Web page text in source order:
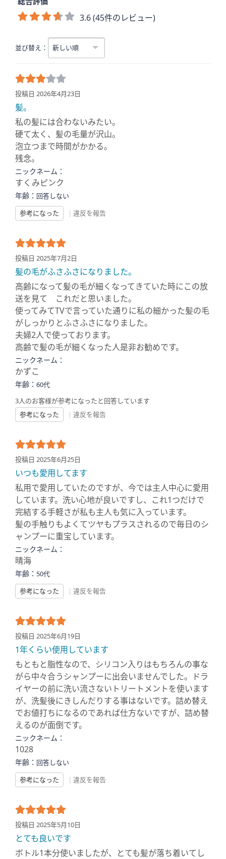
3.6 (45件のレビュー)
並び替え：
投稿日 2026年4月23日
髪。
私の髪には合わないみたい。
硬て太く、髪の毛量が沢山。
泡立つまで時間がかかる。
残念。
ニックネーム：
すくみピンク
年齢： 回答しない
参考になった
| 違反を報告
投稿日 2025年7月2日
髪の毛がふさふさになりました。
高齢になって髪の毛が細くなってきていた時にこの放
送を見て これだと思いました。
使ってみてTVで言っていた通りに私の細かった髪の毛
がしっかりとふさふさになりました。
夫婦2人で使っております。
高齢で髪の毛が細くなった人是非お勧めです。
ニックネーム：
かずこ
年齢： 60代
3人のお客様が参考になったと回答しています
参考になった
| 違反を報告
投稿日 2025年6月25日
いつも愛用してます
私用で愛用していたのですが、今では主人中心に愛用
しています。洗い心地が良いですし、これ1つだけで
完結する手軽さが私も主人も気に入っています。
髪の手触りもよくてツヤもプラスされるので毎日のシ
ャンプーに重宝しています。
ニックネーム：
晴海
年齢： 50代
参考になった
| 違反を報告
投稿日 2025年6月19日
1年くらい使用しています
もともと脂性なので、シリコン入りはもちろんの事な
がら中々合うシャンプーに出会いませんでした。ドラ
イヤーの前に洗い流さないトリートメントを使います
が、洗髪後にきしんだりする事はないです。詰め替え
でお値打ちになるのであれば仕方ないですが、詰め替
えるのが面倒です。
ニックネーム：
1028
年齢： 回答しない
参考になった
| 違反を報告
投稿日 2025年5月10日
とても良いです
ボトル1本分使いましたが、とても髪が落ち着いてし